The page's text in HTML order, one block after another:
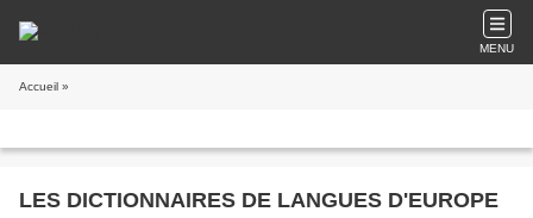
MENU
Accueil »
LES DICTIONNAIRES DE LANGUES D'EUROPE